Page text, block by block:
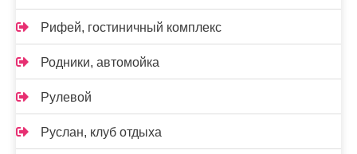
Рифей, гостиничный комплекс
Родники, автомойка
Рулевой
Руслан, клуб отдыха